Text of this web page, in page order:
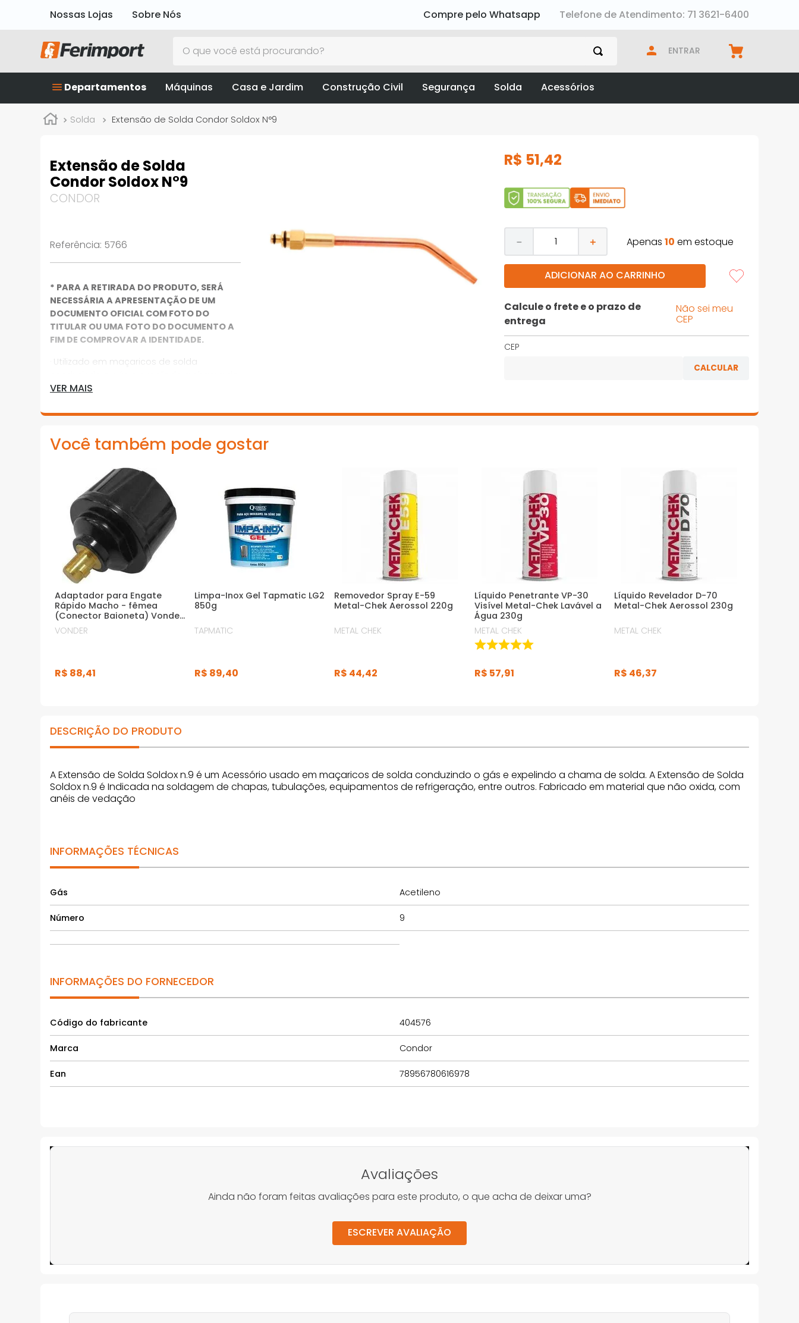
Nossas Lojas Sobre Nós Compre pelo Whatsapp
Telefone de Atendimento: 71 3621-6400
ENTRAR
Departamentos Máquinas Casa e Jardim Construção Civil Segurança Solda Acessórios
Solda Extensão de Solda Condor Soldox N°9
Extensão de Solda
Condor Soldox N°9
CONDOR
Referência: 5766
* PARA A RETIRADA DO PRODUTO, SERÁ
NECESSÁRIA A APRESENTAÇÃO DE UM
DOCUMENTO OFICIAL COM FOTO DO
TITULAR OU UMA FOTO DO DOCUMENTO A
FIM DE COMPROVAR A IDENTIDADE.
· Utilizado em maçaricos de solda
solda
·
*Imagens meramente ilustrativas
VER MAIS
R$ 51,42
＋
－ Apenas10 em estoque
ADICIONAR AO CARRINHO
Calcule o frete e o prazo de
entrega
Não sei meu
CEP
CEP
Você também pode gostar
Adaptador para Engate
Rápido Macho - fêmea
(Conector Baioneta) Vonder
de 9,0mm para 13,0mm
VONDER
R$ 88,41
Limpa-Inox Gel Tapmatic LG2
850g
TAPMATIC
R$ 89,40
Removedor Spray E-59
Metal-Chek Aerossol 220g
METAL CHEK
R$ 44,42
Líquido Penetrante VP-30
Visível Metal-Chek Lavável a
Água 230g
METAL CHEK
R$ 57,91
Líquido Revelador D-70
Metal-Chek Aerossol 230g
METAL CHEK
R$ 46,37
DESCRIÇÃO DO PRODUTO
A Extensão de Solda Soldox n.9 é um Acessório usado em maçaricos de solda conduzindo o gás e expelindo a chama de solda. A Extensão de Solda
Soldox n.9 é Indicada na soldagem de chapas, tubulações, equipamentos de refrigeração, entre outros. Fabricado em material que não oxida, com
anéis de vedação
INFORMAÇÕES TÉCNICAS
Gás Acetileno
Número 9
INFORMAÇÕES DO FORNECEDOR
Código do fabricante 404576
Marca Condor
Ean 78956780616978
Avaliações
Ainda não foram feitas avaliações para este produto, o que acha de deixar uma?
ESCREVER AVALIAÇÃO